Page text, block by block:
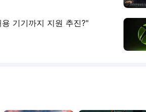
기기까지 지원 추진?"